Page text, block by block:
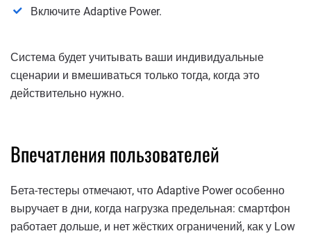
Включите Adaptive Power.
Система будет учитывать ваши индивидуальные
сценарии и вмешиваться только тогда, когда это
действительно нужно.
Впечатления пользователей
Бета-тестеры отмечают, что Adaptive Power особенно
выручает в дни, когда нагрузка предельная: смартфон
работает дольше, и нет жёстких ограничений, как у Low